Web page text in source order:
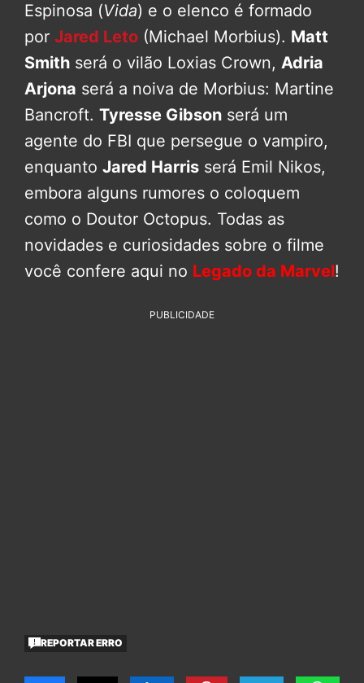
Espinosa (Vida) e o elenco é formado
por Jared Leto (Michael Morbius). Matt
Smith será o vilão Loxias Crown, Adria
Arjona será a noiva de Morbius: Martine
Bancroft. Tyresse Gibson será um
agente do FBI que persegue o vampiro,
enquanto Jared Harris será Emil Nikos,
embora alguns rumores o coloquem
como o Doutor Octopus. Todas as
novidades e curiosidades sobre o filme
você confere aqui no Legado da Marvel!
PUBLICIDADE
REPORTAR ERRO